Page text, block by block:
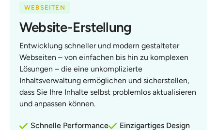
WEBSEITEN
Website-Erstellung
Entwicklung schneller und modern gestalteter
Webseiten – von einfachen bis hin zu komplexen
Lösungen – die eine unkomplizierte
Inhaltsverwaltung ermöglichen und sicherstellen,
dass Sie Ihre Inhalte selbst problemlos aktualisieren
und anpassen können.
Schnelle Performance
Einzigartiges Design